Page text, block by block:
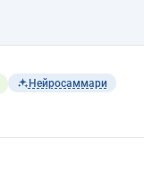
Нейросаммари